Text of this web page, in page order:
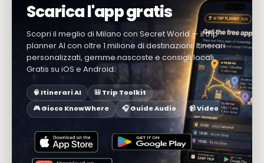
Scarica l'app gratis
Scopri il meglio di Milano con Secret World — il trip
planner AI con oltre 1 milione di destinazioni. Itinerari
personalizzati, gemme nascoste e consigli locali.
Gratis su iOS e Android.
🧠 Itinerari AI
🎒 Trip Toolkit
🎮 Gioco KnowWhere
🎧 Guide Audio 📹 Video